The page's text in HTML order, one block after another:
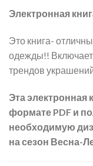
Электронная
Это книга-
одежды!!
трендов
Эта электронная
формате PDF и
необходимую
на сезон Весна-